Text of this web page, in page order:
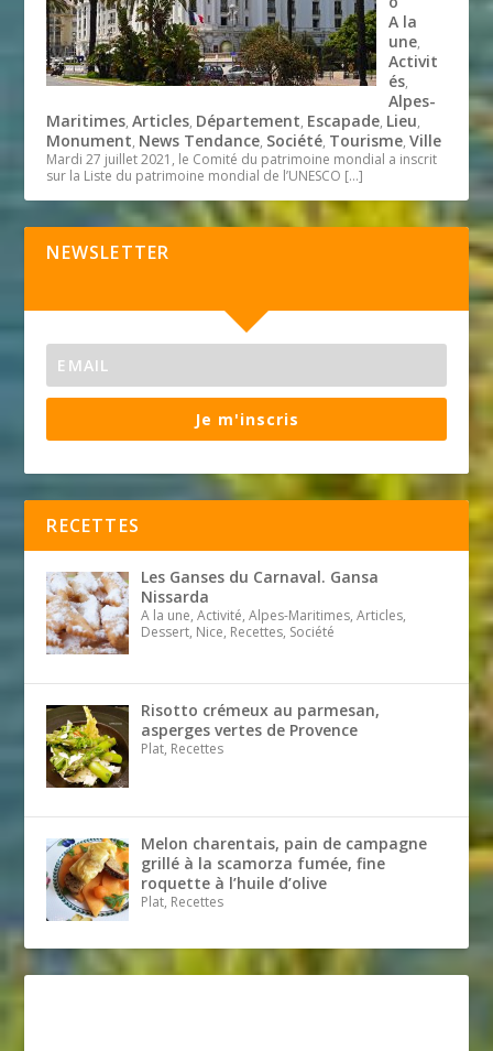
A la
une,
Activit
és,
Alpes-
Maritimes,Articles, Département, Escapade, Lieu,
Monument, News Tendance, Société, Tourisme,Ville
Mardi 27 juillet 2021, le Comité du patrimoine mondial a inscrit
sur la Liste du patrimoine mondial de l’UNESCO […]
NEWSLETTER
Je m'inscris
RECETTES
Les Ganses du Carnaval. Gansa
Nissarda
A la une, Activité, Alpes-Maritimes, Articles,
Dessert, Nice, Recettes, Société
Risotto crémeux au parmesan,
asperges vertes de Provence
Plat, Recettes
Melon charentais, pain de campagne
grillé à la scamorza fumée, fine
roquette à l’huile d’olive
Plat, Recettes